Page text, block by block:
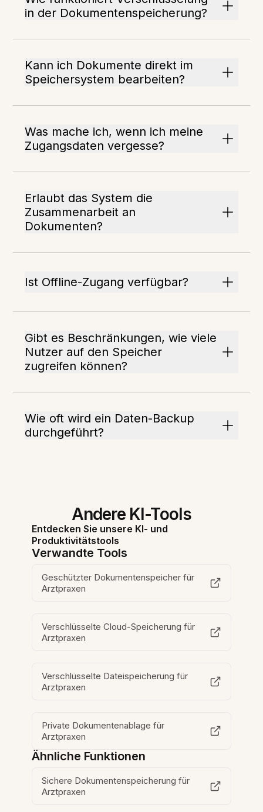
in der Dokumentenspeicherung?
Kann ich Dokumente direkt im
Speichersystem bearbeiten?
Was mache ich, wenn ich meine
Zugangsdaten vergesse?
Erlaubt das System die
Zusammenarbeit an
Dokumenten?
Ist Offline-Zugang verfügbar?
Gibt es Beschränkungen, wie viele
Nutzer auf den Speicher
zugreifen können?
Wie oft wird ein Daten-Backup
durchgeführt?
Andere KI-Tools
Entdecken Sie unsere KI- und
Produktivitätstools
Verwandte Tools
Geschützter Dokumentenspeicher für
Arztpraxen
Verschlüsselte Cloud-Speicherung für
Arztpraxen
Verschlüsselte Dateispeicherung für
Arztpraxen
Private Dokumentenablage für
Arztpraxen
Ähnliche Funktionen
Sichere Dokumentenspeicherung für
Arztpraxen